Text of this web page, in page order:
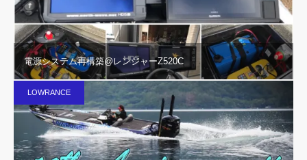
電源システム再構築@レンジャーZ520C
LOWRANCE